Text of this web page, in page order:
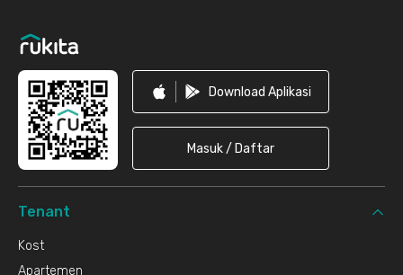
Download Aplikasi
Masuk / Daftar
Tenant
Kost
Apartemen